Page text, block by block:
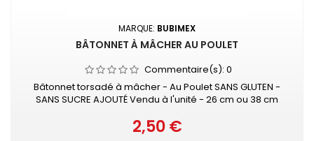
MARQUE: BUBIMEX
BÂTONNET À MÂCHER AU POULET
Commentaire(s): 0
Bâtonnet torsadé à mâcher - Au Poulet SANS GLUTEN -
SANS SUCRE AJOUTÉ Vendu à l'unité - 26 cm ou 38 cm
Prix
2,50 €